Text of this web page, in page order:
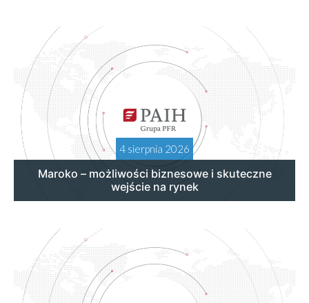
4 sierpnia 2026
Maroko – możliwości biznesowe i skuteczne
wejście na rynek